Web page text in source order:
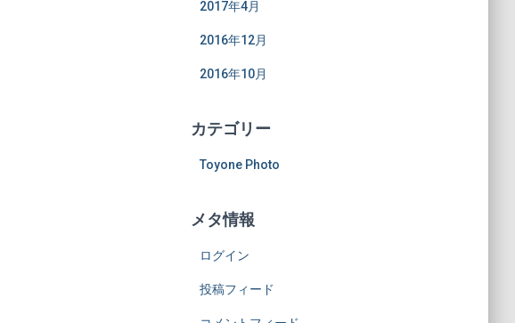
2017年4月
2016年12月
2016年10月
カテゴリー
Toyone Photo
メタ情報
ログイン
投稿フィード